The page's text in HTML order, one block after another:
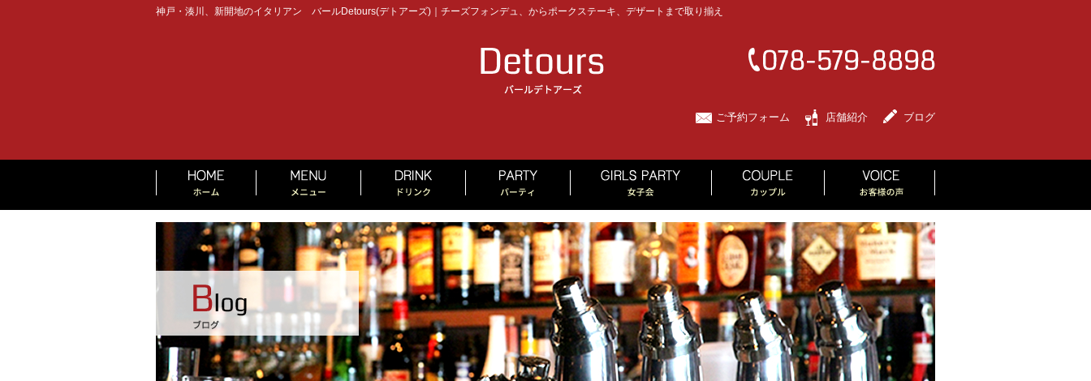
神戸・湊川、新開地のイタリアン バールDetours(デトアーズ)｜チーズフォンデュ、からポークステーキ、デザートまで取り揃え
ご予約フォーム 店舗紹介 ブログ
DRINK PARTY GIRLS PARTY COUPLE